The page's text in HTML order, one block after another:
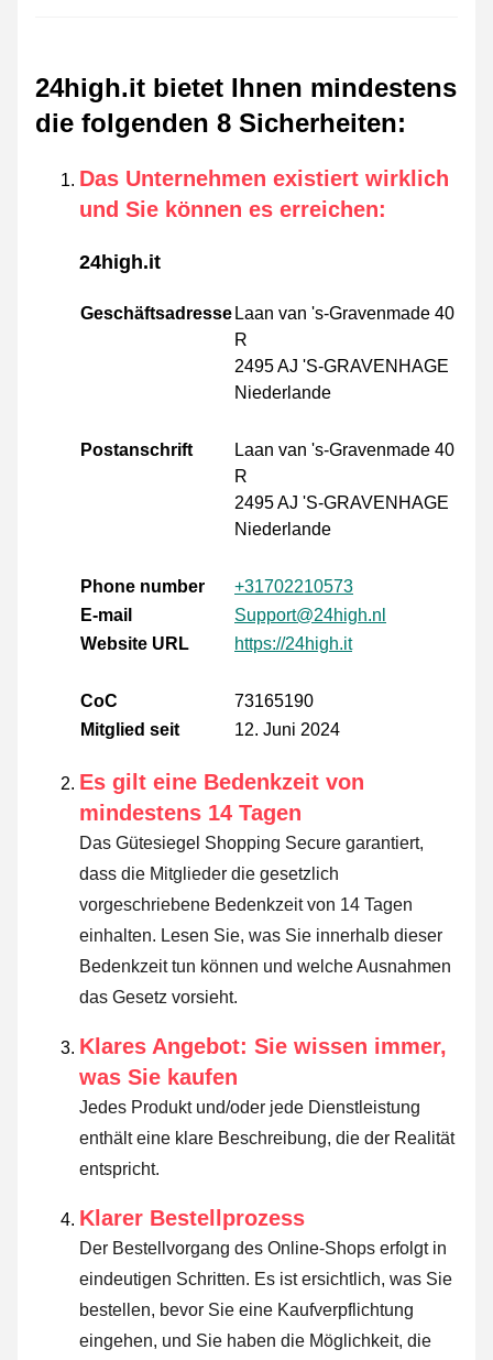
24high.it bietet Ihnen mindestens
die folgenden 8 Sicherheiten:
Das Unternehmen existiert wirklich
und Sie können es erreichen:
24high.it
Geschäftsadresse Laan van 's-Gravenmade 40
R
2495 AJ 'S-GRAVENHAGE
Niederlande
Postanschrift
Laan van 's-Gravenmade 40
R
2495 AJ 'S-GRAVENHAGE
Niederlande
Phone number
+31702210573
E-mail
Support@24high.nl
Website URL
https://24high.it
CoC
73165190
Mitglied seit
12. Juni 2024
Es gilt eine Bedenkzeit von
mindestens 14 Tagen
Das Gütesiegel Shopping Secure garantiert,
dass die Mitglieder die gesetzlich
vorgeschriebene Bedenkzeit von 14 Tagen
einhalten. Lesen Sie, was Sie innerhalb dieser
Bedenkzeit tun können und welche Ausnahmen
das Gesetz vorsieht.
Klares Angebot: Sie wissen immer,
was Sie kaufen
Jedes Produkt und/oder jede Dienstleistung
enthält eine klare Beschreibung, die der Realität
entspricht.
Klarer Bestellprozess
Der Bestellvorgang des Online-Shops erfolgt in
eindeutigen Schritten. Es ist ersichtlich, was Sie
bestellen, bevor Sie eine Kaufverpflichtung
eingehen, und Sie haben die Möglichkeit, die